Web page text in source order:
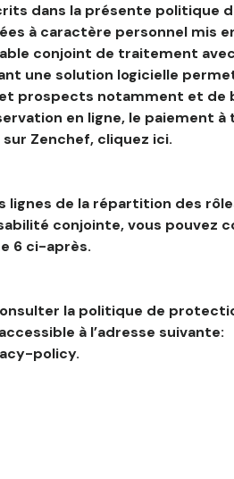
dans la présente politique
à caractère personnel mis
conjoint de traitement
une solution logicielle
prospects notamment et de
en ligne, le paiement à
Zenchef, cliquez ici.
lignes de la répartition des
conjointe, vous pouvez
6 ci-après.
la politique de
à l’adresse suivante:
policy.